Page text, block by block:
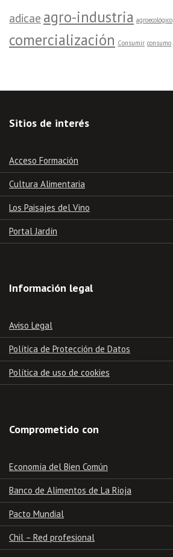
adicae agro-industria agroecológico
comercialización Consumir consumo
Sitios de interés
Acceso Formación
Cultura Alimentaria
Los Paisajes del Vino
Portal Jardín
Información legal
Aviso Legal
Política de Protección de Datos
Política de uso de cookies
Comprometido con
Economía del Bien Común
Banco de Alimentos de La Rioja
Pacto Mundial
Chil – Red profesional